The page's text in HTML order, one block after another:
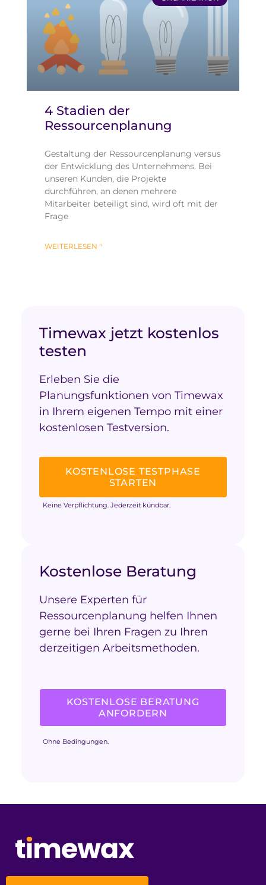
4 Stadien der
Ressourcenplanung
Gestaltung der Ressourcenplanung versus
der Entwicklung des Unternehmens. Bei
unseren Kunden, die Projekte
durchführen, an denen mehrere
Mitarbeiter beteiligt sind, wird oft mit der
Frage
WEITERLESEN "
Timewax jetzt kostenlos
testen
Erleben Sie die
Planungsfunktionen von Timewax
in Ihrem eigenen Tempo mit einer
kostenlosen Testversion.
KOSTENLOSE TESTPHASE
STARTEN
Keine Verpflichtung. Jederzeit kündbar.
Kostenlose Beratung
Unsere Experten für
Ressourcenplanung helfen Ihnen
gerne bei Ihren Fragen zu Ihren
derzeitigen Arbeitsmethoden.
KOSTENLOSE BERATUNG
ANFORDERN
Ohne Bedingungen.